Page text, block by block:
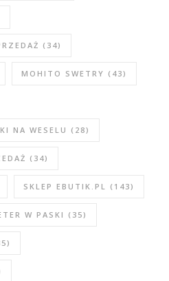
(34)
MOHITO SWETRY (43)
NA WESELU (28)
(34)
SKLEP EBUTIK.PL (143)
W PASKI (35)